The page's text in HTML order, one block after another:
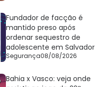
Fundador de facção é
mantido preso após
ordenar sequestro de
adolescente em Salvador
Segurança08/08/2026
Bahia x Vasco: veja onde